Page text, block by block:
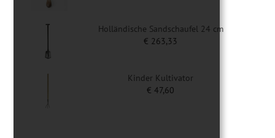
Holländische Sandschaufel 24 cm
€ 263,33
Kinder Kultivator
€ 47,60